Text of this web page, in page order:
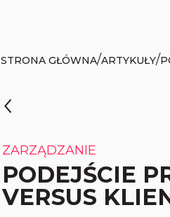
STRONA GŁÓWNA/ARTYKUŁY/
ZARZĄDZANIE
PODEJŚCIE
VERSUS